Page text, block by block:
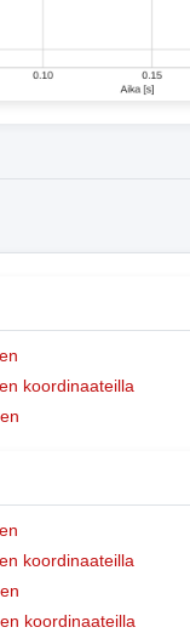
koordinaateilla
koordinaateilla
koordinaateilla